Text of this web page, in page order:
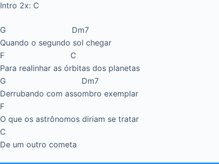
Intro 2x: C
G Dm7
Quando o segundo sol chegar
F C
Para realinhar as órbitas dos planetas
G Dm7
Derrubando com assombro exemplar
F
O que os astrônomos diriam se tratar
C
De um outro cometa